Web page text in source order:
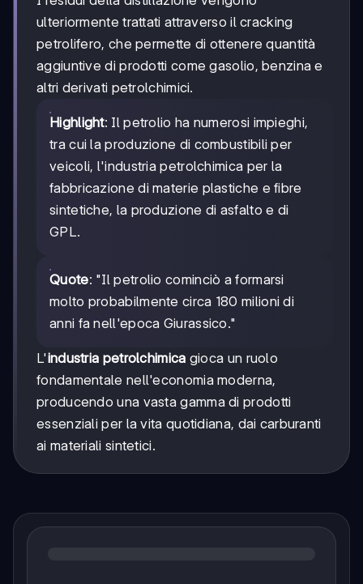
ulteriormente trattati attraverso il cracking
petrolifero, che permette di ottenere quantità
aggiuntive di prodotti come gasolio, benzina e
altri derivati petrolchimici.
Highlight: Il petrolio ha numerosi impieghi,
tra cui la produzione di combustibili per
veicoli, l'industria petrolchimica per la
fabbricazione di materie plastiche e fibre
sintetiche, la produzione di asfalto e di
GPL.
Quote: "Il petrolio cominciò a formarsi
molto probabilmente circa 180 milioni di
anni fa nell'epoca Giurassico."
L'industria petrolchimica gioca un ruolo
fondamentale nell'economia moderna,
producendo una vasta gamma di prodotti
essenziali per la vita quotidiana, dai carburanti
ai materiali sintetici.